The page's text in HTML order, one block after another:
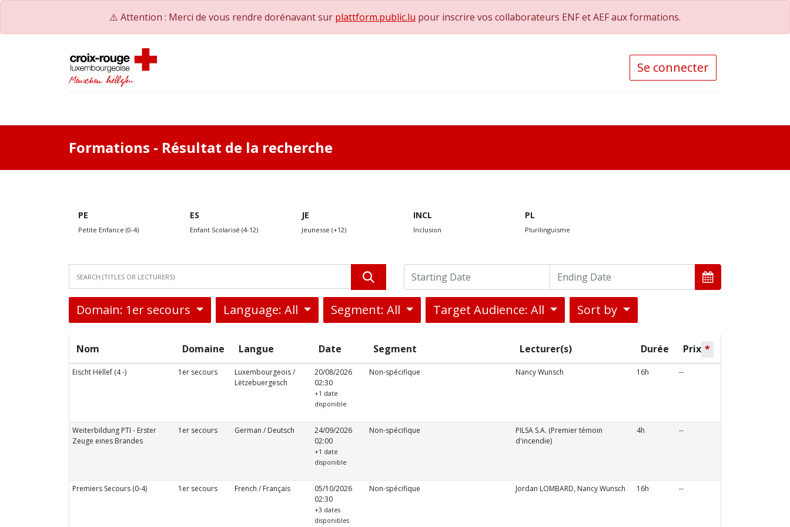
⚠️ Attention : Merci de vous rendre dorénavant sur plattform.public.lu pour inscrire vos collaborateurs ENF et AEF aux formations.
Se connecter
Formations - Résultat de la recherche
PE
Petite Enfance (0-4)
ES
Enfant Scolarisé (4-12)
JE
Jeunesse (+12)
INCL
Inclusion
PL
Plurilinguisme
Domain: 1er secours Language: All Segment: All Target Audience: All Sort by
Nom Domaine Langue Date Segment Lecturer(s) Durée Prix *
Eischt Hëllef (4 -) 1er secours
Luxembourgeois /
Lëtzebuergesch
20/08/2026
02:30
+1 date
disponible
Non-spécifique Nancy Wunsch 16h --
Weiterbildung PTI - Erster
Zeuge eines Brandes
1er secours German / Deutsch
24/09/2026
02:00
+1 date
disponible
Non-spécifique
PILSA S.A. (Premier témoin
d'incendie)
4h --
Premiers Secours (0-4) 1er secours French / Français
05/10/2026
02:30
+3 dates
disponibles
Non-spécifique Jordan LOMBARD, Nancy Wunsch 16h --